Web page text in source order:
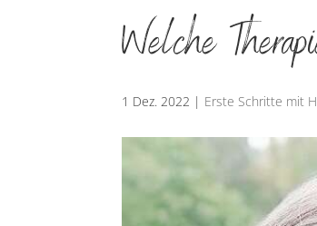
Welche
1 Dez. 2022 | Erste Schritte mit